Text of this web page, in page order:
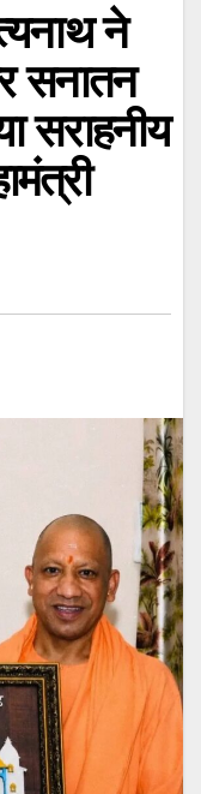
ने
सनातन
सराहनीय